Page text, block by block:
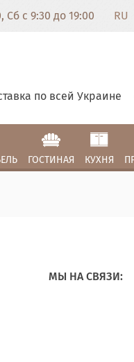
Сб с 9:30 до 19:00 RU
по всей Украине
ГОСТИНАЯ КУХНЯ
МЫ НА СВЯЗИ: